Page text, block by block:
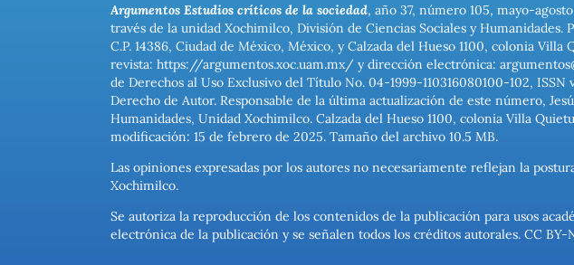
Argumentos Estudios críticos de la sociedad, año 37, número 105, mayo-
través de la unidad Xochimilco, División de Ciencias Sociales y
C.P. 14386, Ciudad de México, México, y Calzada del Hueso 1100, colonia
revista: https://argumentos.xoc.uam.mx/ y dirección electrónica:
de Derechos al Uso Exclusivo del Título No. 04-1999-110316080100-102,
Derecho de Autor. Responsable de la última actualización de este número,
Humanidades, Unidad Xochimilco. Calzada del Hueso 1100, colonia Villa
modificación: 15 de febrero de 2025. Tamaño del archivo 10.5 MB.
Las opiniones expresadas por los autores no necesariamente reflejan la
Xochimilco.
Se autoriza la reproducción de los contenidos de la publicación para usos
electrónica de la publicación y se señalen todos los créditos autorales. CC BY-